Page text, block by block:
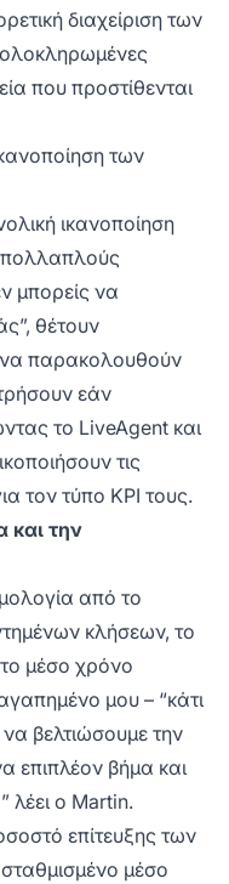
διαχείριση των
ολοκληρωμένες
που προστίθενται
των
ικανοποίηση
μπορείς να
θέτουν
παρακολουθούν
εάν
το LiveAgent και
τις
τον τύπο KPI τους.
και την
από το
κλήσεων, το
μέσο χρόνο
μου – “κάτι
βελτιώσουμε την
επιπλέον βήμα και
λέει ο Martin.
επίτευξης των
μέσο